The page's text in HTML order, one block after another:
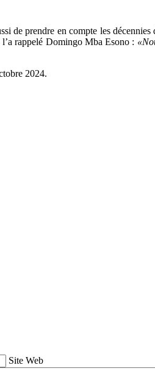
de prendre en compte les
rappelé Domingo Mba Esono :
2024.
Site Web